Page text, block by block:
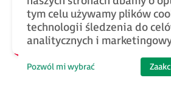
tym celu używamy plików
technologii śledzenia do
analitycznych i
Pozwól mi wybrać